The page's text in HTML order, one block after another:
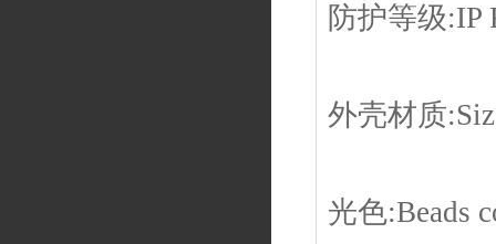
防护等级:IP
外壳材质
光色:Beads